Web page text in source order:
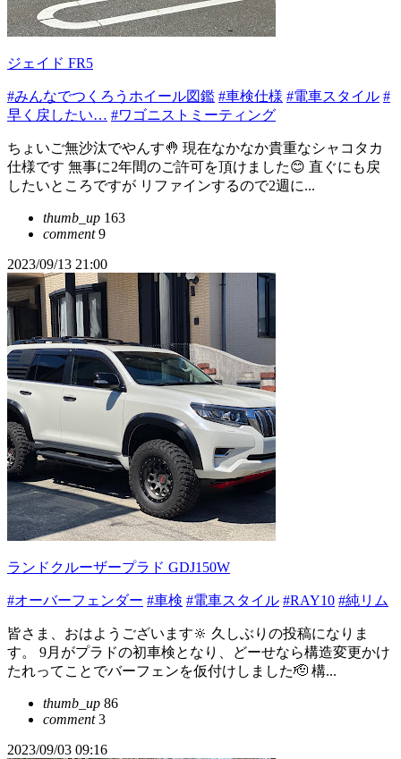
ジェイド FR5
#みんなでつくろうホイール図鑑 #車検仕様 #電車スタイル #
早く戻したい… #ワゴニストミーティング
ちょいご無沙汰でやんす🤚 現在なかなか貴重なシャコタカ
仕様です 無事に2年間のご許可を頂けました😊 直ぐにも戻
したいところですが リファインするので2週に...
thumb_up 163
comment9
2023/09/13 21:00
ランドクルーザープラド GDJ150W
#オーバーフェンダー #車検 #電車スタイル #RAY10 #純リム
皆さま、おはようございます🔆 久しぶりの投稿になりま
す。 9月がプラドの初車検となり、どーせなら構造変更かけ
たれってことでバーフェンを仮付けしました🫡 構...
thumb_up 86
comment3
2023/09/03 09:16